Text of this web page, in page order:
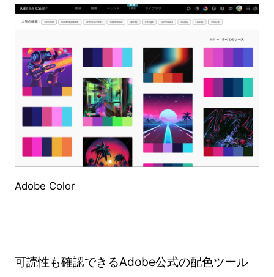
Adobe Color
可読性も確認できるAdobe公式の配色ツール